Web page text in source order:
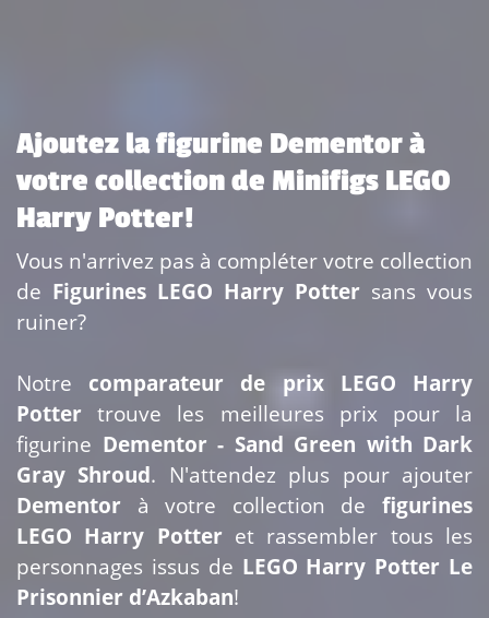
Ajoutez la figurine Dementor à
votre collection de Minifigs LEGO
Harry Potter!
Vous n'arrivez pas à compléter votre collection
de Figurines LEGO Harry Potter sans vous
ruiner?
Notre comparateur de prix LEGO Harry
Potter trouve les meilleures prix pour la
figurine Dementor - Sand Green with Dark
Gray Shroud. N'attendez plus pour ajouter
Dementor à votre collection de figurines
LEGO Harry Potter et rassembler tous les
personnages issus de LEGO Harry Potter Le
Prisonnier d’Azkaban!